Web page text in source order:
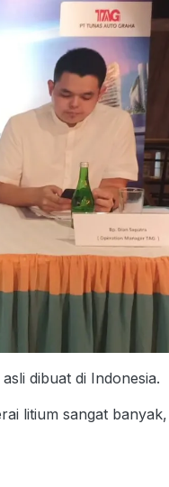
dibuat di Indonesia.
litium sangat banyak,